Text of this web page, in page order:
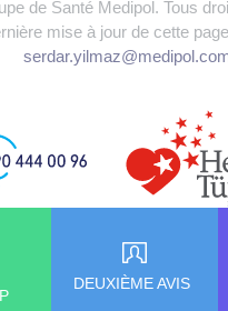
de Santé Medipol. Tous
mise à jour de cette
DEUXIÈME AVIS